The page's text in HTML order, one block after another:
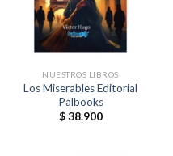
NUESTROS LIBROS
Los Miserables Editorial
Palbooks
$38.900